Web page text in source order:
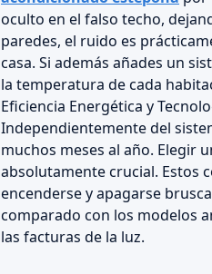
oculto en el falso techo,
paredes, el ruido es
casa. Si además añades un
la temperatura de cada
Eficiencia Energética y
Independientemente del
muchos meses al año. Elegir
absolutamente crucial. Estos
encenderse y apagarse
comparado con los modelos
las facturas de la luz.